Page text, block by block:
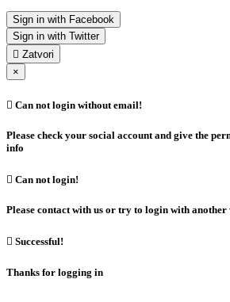
Sign in with Facebook
Sign in with Twitter
 Zatvori
×
 Can not login without email!
Please check your social account and give the
info
 Can not login!
Please contact with us or try to login with another
 Successful!
Thanks for logging in